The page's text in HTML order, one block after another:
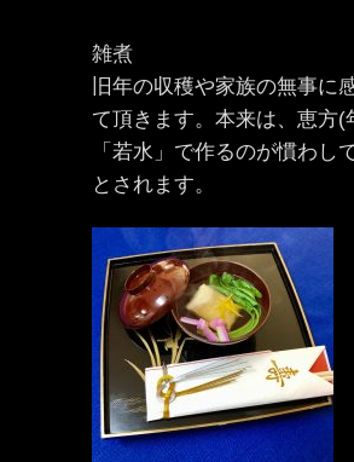
雑煮
旧年の収穫や家族の無事に
て頂きます。本来は、恵方
「若水」で作るのが慣わ
とされます。